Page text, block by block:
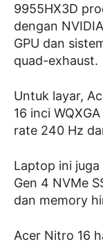
9955HX3D
dengan
GPU dan
quad-exhaust.
Untuk layar,
16 inci
rate 240 Hz
Laptop ini
Gen 4 NVMe
dan memory
Acer Nitro 16